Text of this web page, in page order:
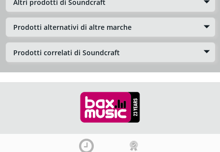
Altri prodotti di Soundcraft
Prodotti alternativi di altre marche
Prodotti correlati di Soundcraft